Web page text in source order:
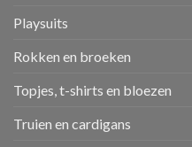
Playsuits
Rokken en broeken
Topjes, t-shirts en bloezen
Truien en cardigans